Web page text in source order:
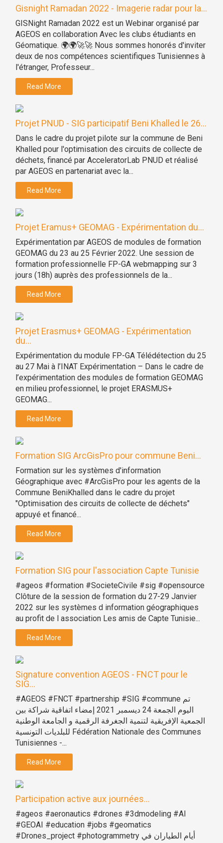
Gisnight Ramadan 2022 - Imagerie radar pour la...
GISNight Ramadan 2022 est un Webinar organisé par
AGEOS en collaboration Avec les clubs étudiants en
Géomatique. 🌍🌍🚀🚀 Nous sommes honorés d'inviter
deux de nos compétences scientifiques Tunisiennes à
l'étranger, Professeur...
Read More
Projet PNUD - SIG participatif Beni Khalled le 26...
Dans le cadre du projet pilote sur la commune de Beni
Khalled pour l'optimisation des circuits de collecte de
déchets, financé par AcceleratorLab PNUD et réalisé
par AGEOS en partenariat avec la...
Read More
Projet Eramus+ GEOMAG - Expérimentation du...
Expérimentation par AGEOS de modules de formation
GEOMAG du 23 au 25 Février 2022. Une session de
formation professionnelle FP-GA webmapping sur 3
jours (18h) auprès des professionnels de la...
Read More
Projet Erasmus+ GEOMAG - Expérimentation
du...
Expérimentation du module FP-GA Télédétection du 25
au 27 Mai à l’INAT Expérimentation – Dans le cadre de
l’expérimentation des modules de formation GEOMAG
en milieu professionnel, le projet ERASMUS+
GEOMAG...
Read More
Formation SIG ArcGisPro pour commune Beni...
Formation sur les systèmes d'information
Géographique avec #ArcGisPro pour les agents de la
Commune BeniKhalled dans le cadre du projet
"Optimisation des circuits de collecte de déchets"
appuyé et financé...
Read More
Formation SIG pour l'association Capte Tunisie
#ageos #formation #SocieteCivile #sig #opensource
Clôture de la session de formation du 27-29 Janvier
2022 sur les systèmes d information géographiques
au profit de l association Les amis de Capte Tunisie...
Read More
Signature convention AGEOS - FNCT pour le
SIG...
#AGEOS #FNCT #partnership #SIG #commune تم
اليوم الجمعة 24 ديسمبر 2021 إمضاء اتفاقية شراكة بين
الجمعية الإفريقية لتنمية الجغرفة الرقمية و الجامعة الوطنية
للبلديات التونسية Fédération Nationale des Communes
Tunisiennes -...
Read More
Participation active aux journées...
#ageos #aeronautics #drones #3dmodeling #AI
#GEOAI #education #jobs #geomatics
#Drones_project #photogrammetry أيام الطياران في